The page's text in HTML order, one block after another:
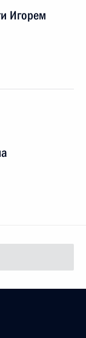
Игорем